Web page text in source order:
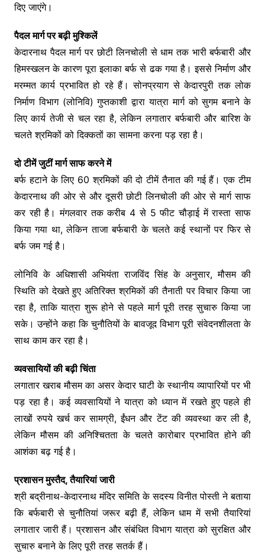
दिए जाएंगे।
पैदल मार्ग पर बढ़ी मुश्किलें
केदारनाथ पैदल मार्ग पर छोटी लिनचोली से धाम तक भारी बर्फबारी और
हिमस्खलन के कारण पूरा इलाका बर्फ से ढक गया है। इससे निर्माण और
मरम्मत कार्य प्रभावित हो रहे हैं। सोनप्रयाग से केदारपुरी तक लोक
निर्माण विभाग (लोनिवि) गुप्तकाशी द्वारा यात्रा मार्ग को सुगम बनाने के
लिए कार्य तेजी से चल रहा है, लेकिन लगातार बर्फबारी और बारिश के
चलते श्रमिकों को दिक्कतों का सामना करना पड़ रहा है।
दो टीमें जुटीं मार्ग साफ करने में
बर्फ हटाने के लिए 60 श्रमिकों की दो टीमें तैनात की गई हैं। एक टीम
केदारनाथ की ओर से और दूसरी छोटी लिनचोली की ओर से मार्ग साफ
कर रही है। मंगलवार तक करीब 4 से 5 फीट चौड़ाई में रास्ता साफ
किया गया था, लेकिन ताजा बर्फबारी के चलते कई स्थानों पर फिर से
बर्फ जम गई है।
लोनिवि के अधिशासी अभियंता राजविंद सिंह के अनुसार, मौसम की
स्थिति को देखते हुए अतिरिक्त श्रमिकों की तैनाती पर विचार किया जा
रहा है, ताकि यात्रा शुरू होने से पहले मार्ग पूरी तरह सुचारु किया जा
सके। उन्होंने कहा कि चुनौतियों के बावजूद विभाग पूरी संवेदनशीलता के
साथ काम कर रहा है।
व्यवसायियों की बढ़ी चिंता
लगातार खराब मौसम का असर केदार घाटी के स्थानीय व्यापारियों पर भी
पड़ रहा है। कई व्यवसायियों ने यात्रा को ध्यान में रखते हुए पहले ही
लाखों रुपये खर्च कर सामग्री, ईंधन और टेंट की व्यवस्था कर ली है,
लेकिन मौसम की अनिश्चितता के चलते कारोबार प्रभावित होने की
आशंका बढ़ गई है।
प्रशासन मुस्तैद, तैयारियां जारी
श्री बद्रीनाथ-केदारनाथ मंदिर समितिके सदस्य विनीत पोस्ती ने बताया
कि बर्फबारी से चुनौतियां जरूर बढ़ी हैं, लेकिन धाम में सभी तैयारियां
लगातार जारी हैं। प्रशासन और संबंधित विभाग यात्रा को सुरक्षित और
सुचारु बनाने के लिए पूरी तरह सतर्क हैं।